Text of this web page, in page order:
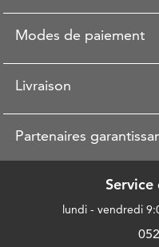
Modes de paiement
Livraison
Partenaires
Service
lundi - vendredi